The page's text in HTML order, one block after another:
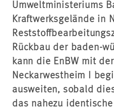
Umweltministeriums
Kraftwerksgelände in
Rückbau der baden-
kann die EnBW mit
Neckarwestheim I
ausweiten, sobald
das nahezu